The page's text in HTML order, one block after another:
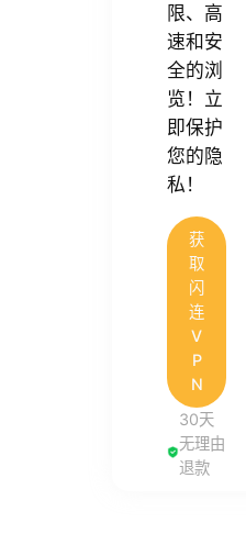
限、高
速和安
全的浏
览！立
即保护
您的隐
私！
获
取
闪
连
V
P
N
30天
无理由
退款